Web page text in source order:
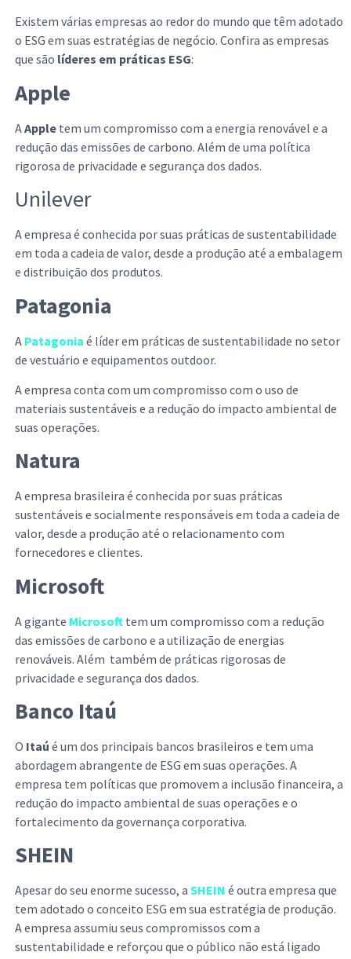
Existem várias empresas ao redor do mundo que têm adotado
o ESG em suas estratégias de negócio. Confira as empresas
que são líderes em práticas ESG:
Apple
AAppletem um compromisso com a energia renovável e a
redução das emissões de carbono. Além de uma política
rigorosa de privacidade e segurança dos dados.
Unilever
A empresa é conhecida por suas práticas de sustentabilidade
em toda a cadeia de valor, desde a produção até a embalagem
e distribuição dos produtos.
Patagonia
A Patagonia é líder em práticas de sustentabilidade no setor
de vestuário e equipamentos outdoor.
A empresa conta com um compromisso com o uso de
materiais sustentáveis e a redução do impacto ambiental de
suas operações.
Natura
A empresa brasileira é conhecida por suas práticas
sustentáveis e socialmente responsáveis em toda a cadeia de
valor, desde a produção até o relacionamento com
fornecedores e clientes.
Microsoft
A gigante Microsofttem um compromisso com a redução
das emissões de carbono e a utilização de energias
renováveis. Além também de práticas rigorosas de
privacidade e segurança dos dados.
Banco Itaú
O Itaú é um dos principais bancos brasileiros e tem uma
abordagem abrangente de ESG em suas operações. A
empresa tem políticas que promovem a inclusão financeira, a
redução do impacto ambiental de suas operações e o
fortalecimento da governança corporativa.
SHEIN
Apesar do seu enorme sucesso, a SHEIN é outra empresa que
tem adotado o conceito ESG em sua estratégia de produção.
A empresa assumiu seus compromissos com a
sustentabilidade e reforçou que o público não está ligado